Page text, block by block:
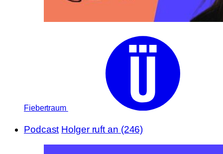
Fiebertraum
Podcast Holger ruft an (246)